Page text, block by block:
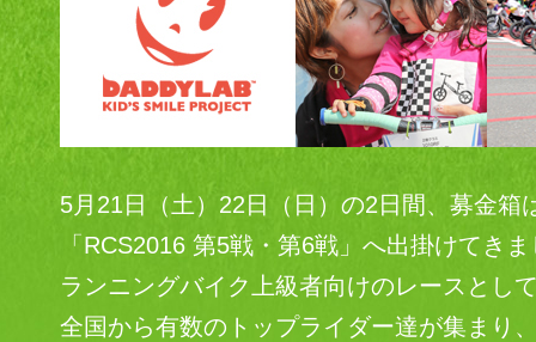
5月21日（土）22日（日）の2日間、募金箱
「RCS2016 第5戦・第6戦」へ出掛けてき
ランニングバイク上級者向けのレースとし
全国から有数のトップライダー達が集まり